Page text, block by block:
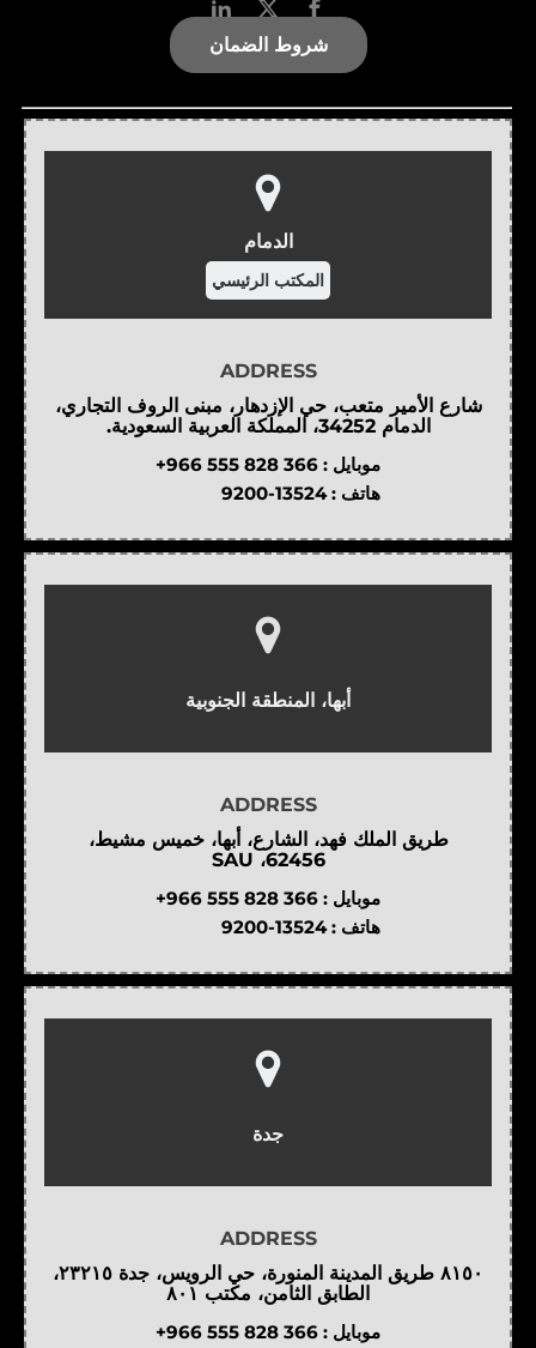
شروط الضمان
الدمام
المكتب الرئيسي
ADDRESS
شارع الأمير متعب، حي الإزدهار، مبنى الروف التجاري،
الدمام 34252، المملكة العربية السعودية.
موبايل : +966 555 828 366
هاتف : 9200-13524
أبها، المنطقة الجنوبية
ADDRESS
طريق الملك فهد، الشارع، أبها، خميس مشيط،
62456، SAU
موبايل : +966 555 828 366
هاتف : 9200-13524
جدة
ADDRESS
٨١٥٠ طريق المدينة المنورة، حي الرويس، جدة ٢٣٢١٥،
الطابق الثامن، مكتب ٨٠١
موبايل : +966 555 828 366